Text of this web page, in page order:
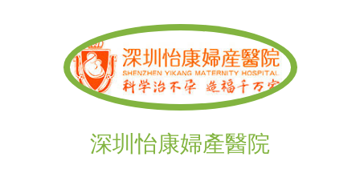
深圳怡康婦產醫院